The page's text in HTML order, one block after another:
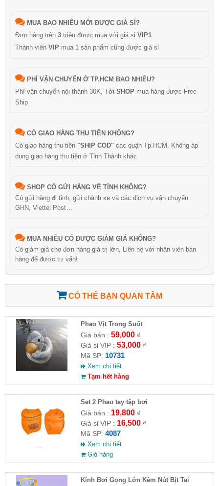
MUA BAO NHIÊU MỚI ĐƯỢC GIÁ SỈ?
Đơn hàng trên 3 triệu được mua với giá sỉ VIP1
Thành viên VIP mua 1 sản phẩm cũng được giá sỉ
PHÍ VẬN CHUYỂN Ở TP.HCM BAO NHIÊU?
Phí vận chuyển nội thành 30K, Tới SHOP mua hàng được Free
Ship
CÓ GIAO HÀNG THU TIỀN KHÔNG?
Có giao hàng thu tiền "SHIP COD" các quận Tp.HCM, Không áp
dụng giao hàng thu tiền ở Tỉnh Thành khác
SHOP CÓ GỬI HÀNG VỀ TỈNH KHÔNG?
Có gửi hàng đi tỉnh, gửi chành xe và các dịch vụ vận chuyển
GHN, Viettel Post…
MUA NHIỀU CÓ ĐƯỢC GIẢM GIÁ KHÔNG?
Có giảm giá cho đơn hàng giá trị lớn, Liên hệ với nhân viên bán
hàng để được tư vấn!
CÓ THỂ BẠN QUAN TÂM
Phao Vịt Trong Suốt
Giá bán : 59,000₫
Giá sỉ VIP : 53,000₫
Mã SP: 10731
Xem chi tiết
Tạm hết hàng
Set 2 Phao tay tập bơi
Giá bán : 19,800₫
Giá sỉ VIP : 16,500₫
Mã SP: 4087
Xem chi tiết
Giỏ hàng
Kính Bơi Gọng Lớn Kèm Nút Bịt Tai